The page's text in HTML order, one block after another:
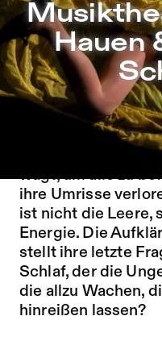
Zu Programm springen
Zu Aktuelles springen
Zu Seiten springen
Musiktheaterkollektiv
Hauen
ist der
entgegenspringt.
wagt, um alle zu
ihre Umrisse
ist nicht die Leere,
Energie. Die
stellt ihre letzte
Schlaf, der die
die allzu Wachen,
hinreißen lassen?